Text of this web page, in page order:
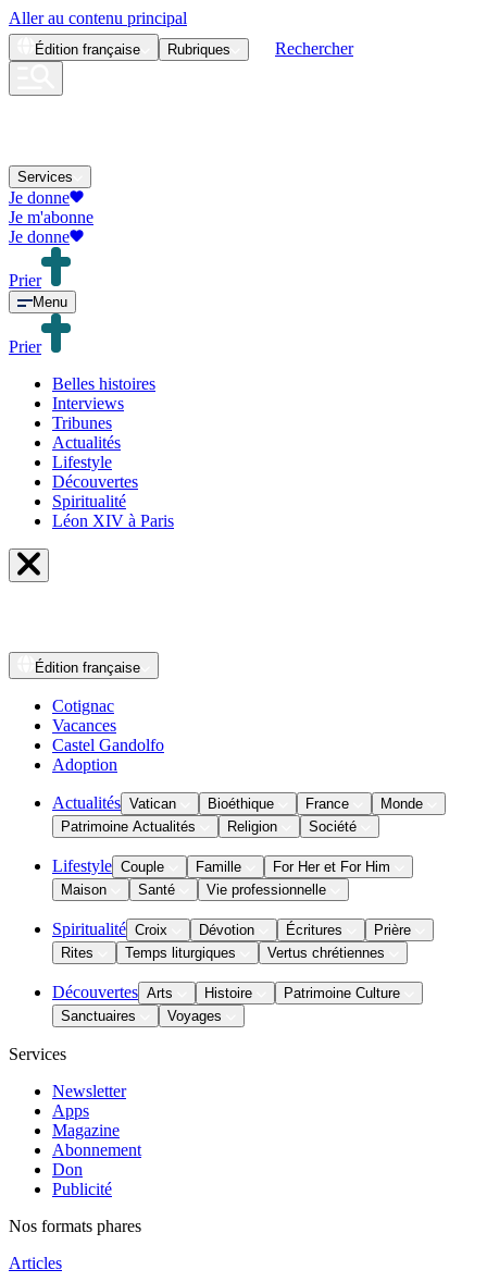
Aller au contenu principal
Édition française Rubriques Rechercher
Services
Je donne
Je m'abonne
Je donne
Prier
Menu
Prier
Belles histoires
Interviews
Tribunes
Actualités
Lifestyle
Découvertes
Spiritualité
Léon XIV à Paris
Édition française
Cotignac
Vacances
Castel Gandolfo
Adoption
Actualités Vatican Bioéthique France
Monde
Patrimoine Actualités
Religion Société
Lifestyle Couple Famille
For Her et For Him
Maison
Santé Vie professionnelle
Spiritualité Croix Dévotion Écritures
Prière
Rites
Temps liturgiques Vertus chrétiennes
Découvertes Arts Histoire
Patrimoine Culture
Sanctuaires
Voyages
Services
Newsletter
Apps
Magazine
Abonnement
Don
Publicité
Nos formats phares
Articles